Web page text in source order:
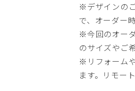
※デザインの
で、オーダー
※今回のオー
のサイズやご
※リフォーム
ます。リモー